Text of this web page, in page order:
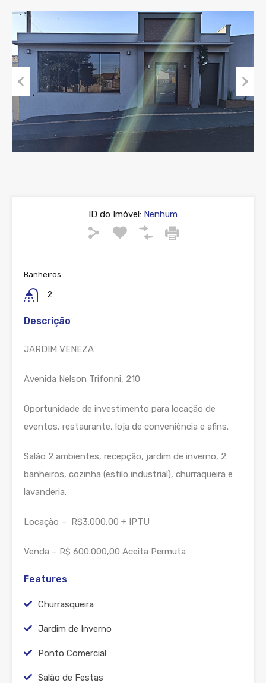
Next
ID do Imóvel: Nenhum
Banheiros
2
Descrição
JARDIM VENEZA
Avenida Nelson Trifonni, 210
Oportunidade de investimento para locação de
eventos, restaurante, loja de conveniência e afins.
Salão 2 ambientes, recepção, jardim de inverno, 2
banheiros, cozinha (estilo industrial), churraqueira e
lavanderia.
Locação – R$3.000,00 + IPTU
Venda – R$ 600.000,00 Aceita Permuta
Features
Churrasqueira
Jardim de Inverno
Ponto Comercial
Salão de Festas